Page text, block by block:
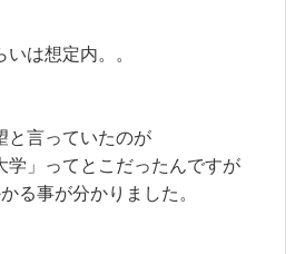
は想定内。。
と言っていたのが
学」ってとこだったんですが
る事が分かりました。